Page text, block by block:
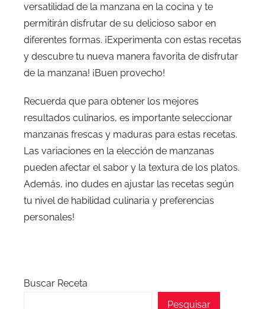
versatilidad de la manzana en la cocina y te
permitirán disfrutar de su delicioso sabor en
diferentes formas. ¡Experimenta con estas recetas
y descubre tu nueva manera favorita de disfrutar
de la manzana! ¡Buen provecho!
Recuerda que para obtener los mejores
resultados culinarios, es importante seleccionar
manzanas frescas y maduras para estas recetas.
Las variaciones en la elección de manzanas
pueden afectar el sabor y la textura de los platos.
Además, ¡no dudes en ajustar las recetas según
tu nivel de habilidad culinaria y preferencias
personales!
Buscar Receta
Pesquisar